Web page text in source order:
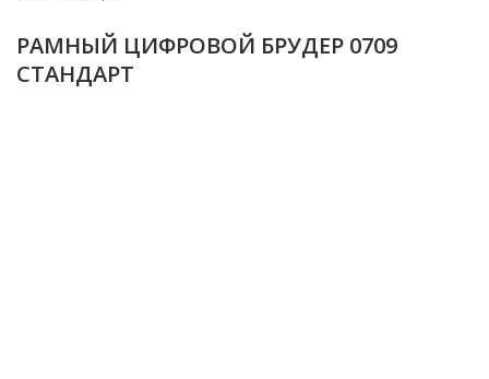
РАМНЫЙ ЦИФРОВОЙ БРУДЕР 0709
СТАНДАРТ